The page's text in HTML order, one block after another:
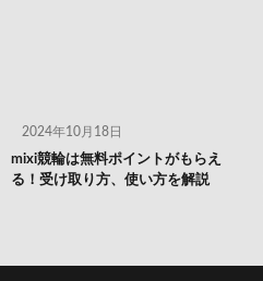
2024年10月18日
mixi競輪は無料ポイントがもらえ
る！受け取り方、使い方を解説